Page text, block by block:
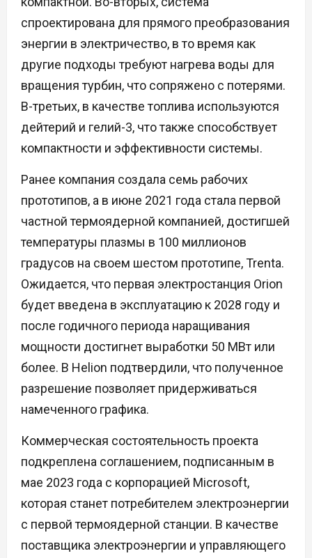
спроектирована для прямого преобразования
энергии в электричество, в то время как
другие подходы требуют нагрева воды для
вращения турбин, что сопряжено с потерями.
В-третьих, в качестве топлива используются
дейтерий и гелий-3, что также способствует
компактности и эффективности системы.
Ранее компания создала семь рабочих
прототипов, а в июне 2021 года стала первой
частной термоядерной компанией, достигшей
температуры плазмы в 100 миллионов
градусов на своем шестом прототипе, Trenta.
Ожидается, что первая электростанция Orion
будет введена в эксплуатацию к 2028 году и
после годичного периода наращивания
мощности достигнет выработки 50 МВт или
более. В Helion подтвердили, что полученное
разрешение позволяет придерживаться
намеченного графика.
Коммерческая состоятельность проекта
подкреплена соглашением, подписанным в
мае 2023 года с корпорацией Microsoft,
которая станет потребителем электроэнергии
с первой термоядерной станции. В качестве
поставщика электроэнергии и управляющего